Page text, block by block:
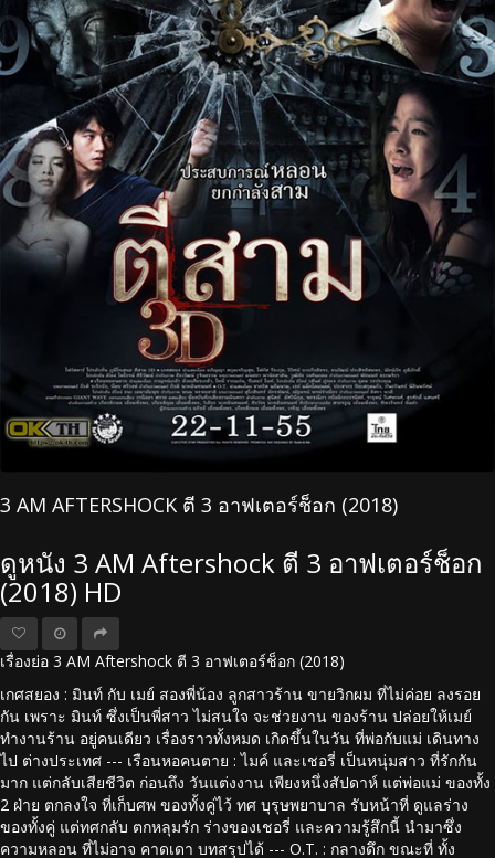
3 AM AFTERSHOCK ตี 3 อาฟเตอร์ช็อก (2018)
ดูหนัง 3 AM Aftershock ตี 3 อาฟเตอร์ช็อก
(2018) HD
เรื่องย่อ 3 AM Aftershock ตี 3 อาฟเตอร์ช็อก (2018)
เกศสยอง : มินท์ กับ เมย์ สองพี่น้อง ลูกสาวร้าน ขายวิกผม ที่ไม่ค่อย ลงรอย
กัน เพราะ มินท์ ซึ่งเป็นพี่สาว ไม่สนใจ จะช่วยงาน ของร้าน ปล่อยให้เมย์
ทำงานร้าน อยู่คนเดียว เรื่องราวทั้งหมด เกิดขึ้นในวัน ที่พ่อกับแม่ เดินทาง
ไป ต่างประเทศ --- เรือนหอคนตาย : ไมค์ และเชอรี่ เป็นหนุ่มสาว ที่รักกัน
มาก แต่กลับเสียชีวิต ก่อนถึง วันแต่งงาน เพียงหนึ่งสัปดาห์ แต่พ่อแม่ ของทั้ง
2 ฝ่าย ตกลงใจ ที่เก็บศพ ของทั้งคู่ไว้ ทศ บุรุษพยาบาล รับหน้าที่ ดูแลร่าง
ของทั้งคู่ แต่ทศกลับ ตกหลุมรัก ร่างของเชอรี่ และความรู้สึกนี้ นำมาซึ่ง
ความหลอน ที่ไม่อาจ คาดเดา บทสรุปได้ --- O.T. : กลางดึก ขณะที่ ทั้ง